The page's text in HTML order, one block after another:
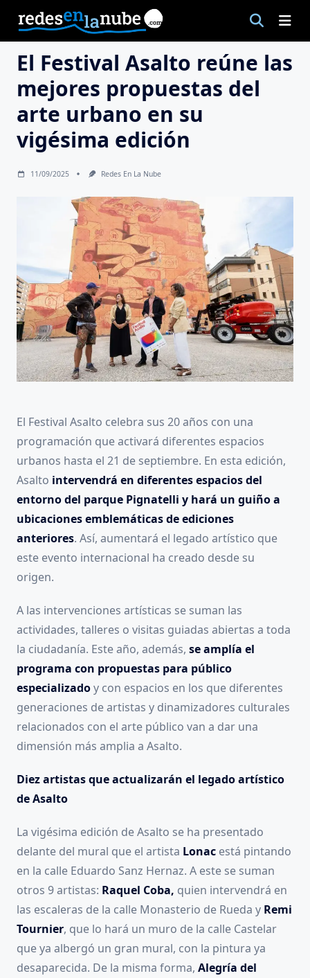
contenido
El Festival Asalto reúne las
mejores propuestas del
arte urbano en su
vigésima edición
11/09/2025 Redes En La Nube
El Festival Asalto celebra sus 20 años con una
programación que activará diferentes espacios
urbanos hasta el 21 de septiembre. En esta edición,
Asalto intervendrá en diferentes espacios del
entorno del parque Pignatelli y hará un guiño a
ubicaciones emblemáticas de ediciones
anteriores. Así, aumentará el legado artístico que
este evento internacional ha creado desde su
origen.
A las intervenciones artísticas se suman las
actividades, talleres o visitas guiadas abiertas a toda
la ciudadanía. Este año, además, se amplía el
programa con propuestas para público
especializadoy con espacios en los que diferentes
generaciones de artistas y dinamizadores culturales
relacionados con el arte público van a dar una
dimensión más amplia a Asalto.
Diez artistas que actualizarán el legado artístico
de Asalto
La vigésima edición de Asalto se ha presentado
delante del mural que el artista Lonac está pintando
en la calle Eduardo Sanz Hernaz. A este se suman
otros 9 artistas: Raquel Coba, quien intervendrá en
las escaleras de la calle Monasterio de Rueda y Remi
Tournier, que lo hará un muro de la calle Castelar
que ya albergó un gran mural, con la pintura ya
desaparecida. De la misma forma, Alegría del